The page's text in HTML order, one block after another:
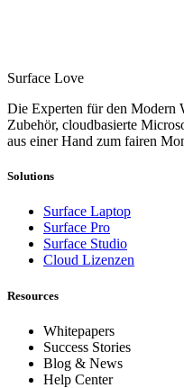
Surface Love
Die Experten für den Modern
Zubehör, cloudbasierte
aus einer Hand zum fairen
Solutions
Surface Laptop
Surface Pro
Surface Studio
Cloud Lizenzen
Resources
Whitepapers
Success Stories
Blog & News
Help Center